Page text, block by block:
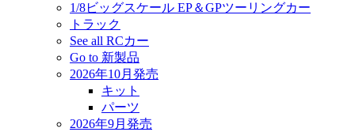
1/8ビッグスケール EP＆GPツーリングカー
トラック
See all RCカー
Go to 新製品
2026年10月発売
キット
パーツ
2026年9月発売